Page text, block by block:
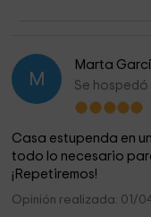
M
Marta
Se hospedó
Casa estupenda en
todo lo necesario
¡Repetiremos!
Opinión realizada: 01/